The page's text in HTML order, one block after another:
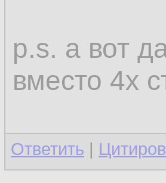
p.s. а вот
вместо 4х
Ответить |